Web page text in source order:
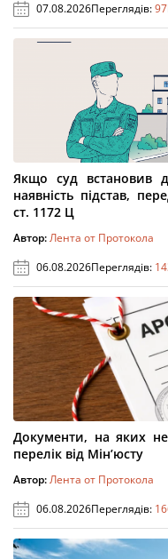
07.08.2026Переглядів:97
Якщо суд встановив
наявність підстав,
ст. 1172 Ц
Автор:Лента от Протокола
06.08.2026Переглядів:
Документи, на яких не
перелік від Мін’юсту
Автор:Лента от Протокола
06.08.2026Переглядів: